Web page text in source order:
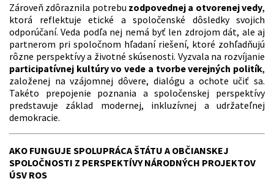
Zároveň zdôraznila potrebu zodpovednej a otvorenej vedy,
ktorá reflektuje etické a spoločenské dôsledky svojich
odporúčaní. Veda podľa nej nemá byť len zdrojom dát, ale aj
partnerom pri spoločnom hľadaní riešení, ktoré zohľadňujú
rôzne perspektívy a životné skúsenosti. Vyzvala na rozvíjanie
participatívnej kultúry vo vede a tvorbe verejných politík,
založenej na vzájomnej dôvere, dialógu a ochote učiť sa.
Takéto prepojenie poznania a spoločenskej perspektívy
predstavuje základ modernej, inkluzívnej a udržateľnej
demokracie.
AKO FUNGUJE SPOLUPRÁCA ŠTÁTU A OBČIANSKEJ
SPOLOČNOSTI Z PERSPEKTÍVY NÁRODNÝCH PROJEKTOV
ÚSV ROS